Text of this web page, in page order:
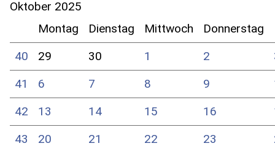
Oktober 2025
Montag
Dienstag Mittwoch Donnerstag
40
29 30 1 2
41
6 7 8 9
42
13 14 15 16
43
20 21 22 23